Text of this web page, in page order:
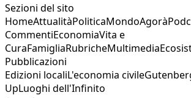
Sezioni del sito
HomeAttualitàPoliticaMondoAgorà
CommentiEconomiaVita e
CuraFamigliaRubricheMultimedia
Pubblicazioni
Edizioni localiL'economia civile
UpLuoghi dell'Infinito